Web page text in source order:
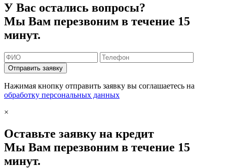
У Вас остались вопросы?
Мы Вам перезвоним в течение 15
минут.
Отправить заявку
Нажимая кнопку отправить заявку вы соглашаетесь на
обработку персональных данных
×
Оставьте заявку на кредит
Мы Вам перезвоним в течение 15
минут.